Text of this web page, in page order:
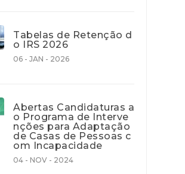
Tabelas de Retenção d
o IRS 2026
06 - JAN - 2026
Abertas Candidaturas a
o Programa de Interve
nções para Adaptação
de Casas de Pessoas c
om Incapacidade
04 - NOV - 2024